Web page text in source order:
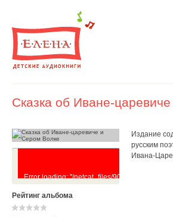
Сказка об Иване-
Error loading: "/netcat_files/90/44/
Рейтинг альбома
Издание
русским
Ивана-